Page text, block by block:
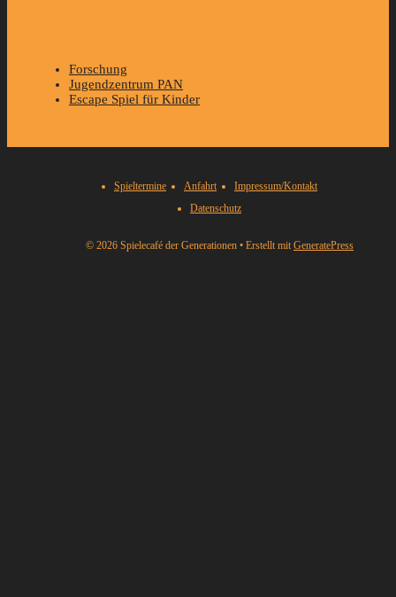
Forschung
Jugendzentrum PAN
Escape Spiel für Kinder
Spieltermine Anfahrt
Impressum/Kontakt
Datenschutz
© 2026 Spielecafé der Generationen • Erstellt mit GeneratePress